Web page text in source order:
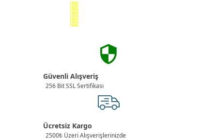
Güvenli Alışveriş
256 Bit SSL Sertifikası
Ücretsiz Kargo
2500₺ Üzeri Alışverişlerinizde